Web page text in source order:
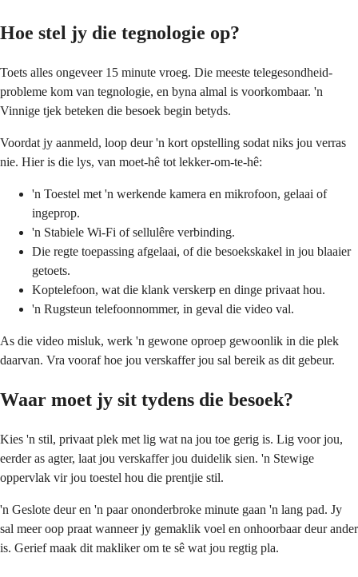
Hoe stel jy die tegnologie op?
Toets alles ongeveer 15 minute vroeg. Die meeste telegesondheid-
probleme kom van tegnologie, en byna almal is voorkombaar. 'n
Vinnige tjek beteken die besoek begin betyds.
Voordat jy aanmeld, loop deur 'n kort opstelling sodat niks jou verras
nie. Hier is die lys, van moet-hê tot lekker-om-te-hê:
'n Toestel met 'n werkende kamera en mikrofoon, gelaai of
ingeprop.
'n Stabiele Wi-Fi of sellulêre verbinding.
Die regte toepassing afgelaai, of die besoekskakel in jou blaaier
getoets.
Koptelefoon, wat die klank verskerp en dinge privaat hou.
'n Rugsteun telefoonnommer, in geval die video val.
As die video misluk, werk 'n gewone oproep gewoonlik in die plek
daarvan. Vra vooraf hoe jou verskaffer jou sal bereik as dit gebeur.
Waar moet jy sit tydens die besoek?
Kies 'n stil, privaat plek met lig wat na jou toe gerig is. Lig voor jou,
eerder as agter, laat jou verskaffer jou duidelik sien. 'n Stewige
oppervlak vir jou toestel hou die prentjie stil.
'n Geslote deur en 'n paar ononderbroke minute gaan 'n lang pad. Jy
sal meer oop praat wanneer jy gemaklik voel en onhoorbaar deur ander
is. Gerief maak dit makliker om te sê wat jou regtig pla.